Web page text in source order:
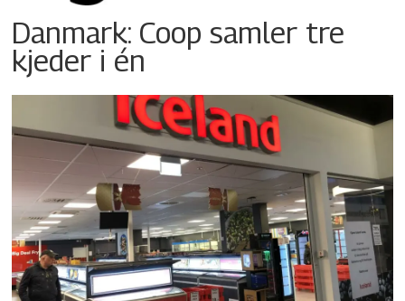
Danmark: Coop samler tre
kjeder i én